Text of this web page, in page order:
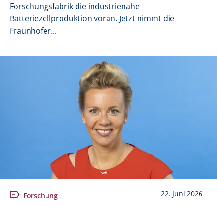
Forschungsfabrik die industrienahe
Batteriezellproduktion voran. Jetzt nimmt die
Fraunhofer...
Forschung 22. Juni 2026